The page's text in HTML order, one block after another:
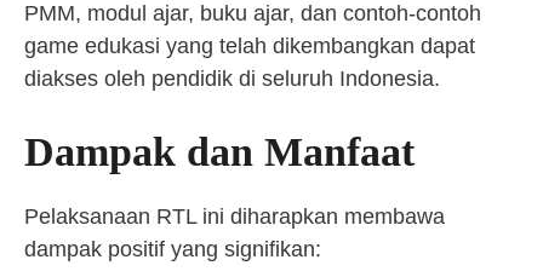
PMM, modul ajar, buku ajar, dan contoh-contoh
game edukasi yang telah dikembangkan dapat
diakses oleh pendidik di seluruh Indonesia.
Dampak dan Manfaat
Pelaksanaan RTL ini diharapkan membawa
dampak positif yang signifikan: